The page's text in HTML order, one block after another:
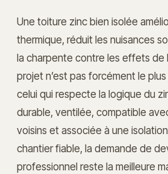
Une toiture zinc bien isolée
thermique, réduit les nuisances
la charpente contre les effets de
projet n’est pas forcément le
celui qui respecte la logique du
durable, ventilée, compatible
voisins et associée à une
chantier fiable, la demande de
professionnel reste la meilleure